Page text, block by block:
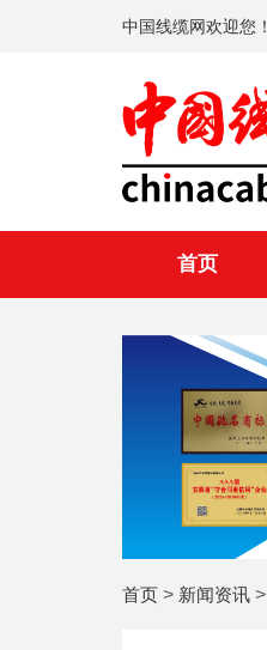
中国线缆网欢迎您！
首页
首页 > 新闻资讯 >